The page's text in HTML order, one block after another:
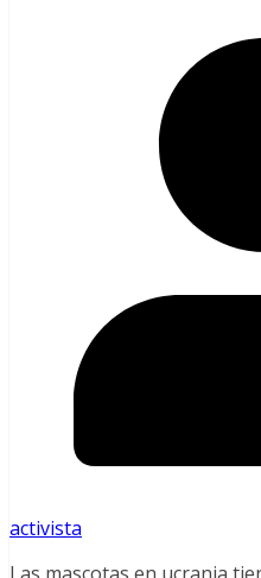
activista